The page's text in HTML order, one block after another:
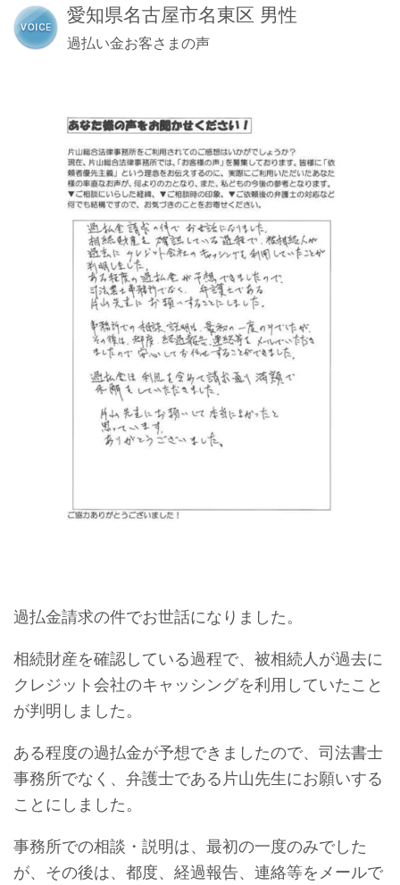
愛知県名古屋市名東区 男性
過払い金お客さまの声
過払金請求の件でお世話になりました。
相続財産を確認している過程で、被相続人が過去に
クレジット会社のキャッシングを利用していたこと
が判明しました。
ある程度の過払金が予想できましたので、司法書士
事務所でなく、弁護士である片山先生にお願いする
ことにしました。
事務所での相談・説明は、最初の一度のみでした
が、その後は、都度、経過報告、連絡等をメールで